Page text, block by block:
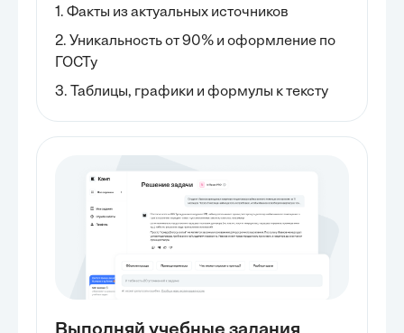
1. Факты из актуальных источников
2. Уникальность от 90% и оформление по
ГОСТу
3. Таблицы, графики и формулы к тексту